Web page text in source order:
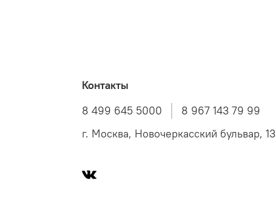
Контакты
8 499 645 5000
8 967 143 79 99
г. Москва, Новочеркасский бульвар, 13